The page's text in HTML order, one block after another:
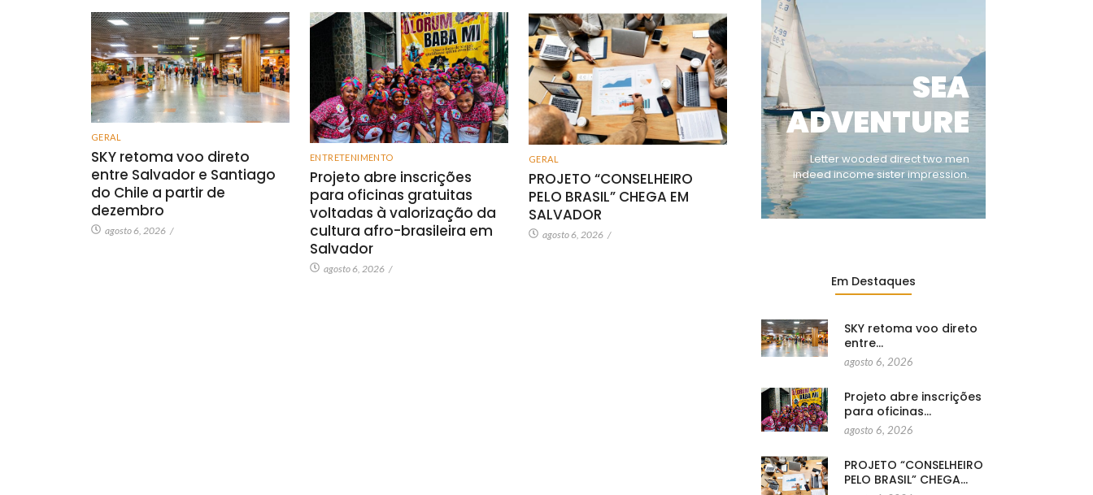
GERAL
SKY retoma voo direto
entre Salvador e Santiago
do Chile a partir de
dezembro
agosto 6, 2026 /
ENTRETENIMENTO
Projeto abre inscrições
para oficinas gratuitas
voltadas à valorização da
cultura afro-brasileira em
Salvador
agosto 6, 2026 /
GERAL
PROJETO “CONSELHEIRO
PELO BRASIL” CHEGA EM
SALVADOR
agosto 6, 2026 /
SEA
ADVENTURE
Letter wooded direct two men
indeed income sister impression.
Em Destaques
SKY retoma voo direto
entre…
agosto 6, 2026
Projeto abre inscrições
para oficinas…
agosto 6, 2026
PROJETO “CONSELHEIRO
PELO BRASIL” CHEGA…